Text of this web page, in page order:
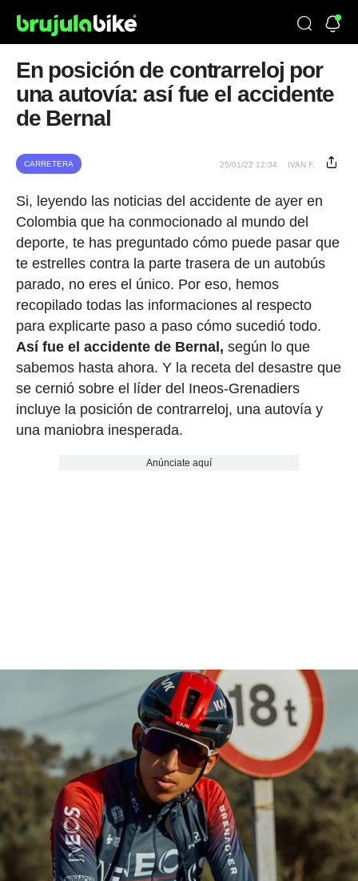
En posición de contrarreloj por
una autovía: así fue el accidente
de Bernal
CARRETERA 25/01/22 12:34 IVAN F.
Si, leyendo las noticias del accidente de ayer en
Colombia que ha conmocionado al mundo del
deporte, te has preguntado cómo puede pasar que
te estrelles contra la parte trasera de un autobús
parado, no eres el único. Por eso, hemos
recopilado todas las informaciones al respecto
para explicarte paso a paso cómo sucedió todo.
Así fue el accidente de Bernal, según lo que
sabemos hasta ahora. Y la receta del desastre que
se cernió sobre el líder del Ineos-Grenadiers
incluye la posición de contrarreloj, una autovía y
una maniobra inesperada.
Anúnciate aquí